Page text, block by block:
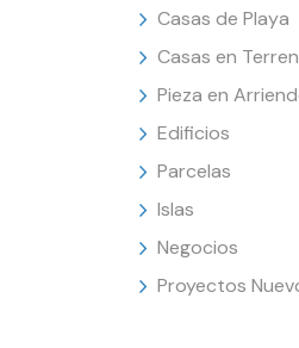
Casas de Playa
Casas en
Pieza en
Edificios
Parcelas
Islas
Negocios
Proyectos